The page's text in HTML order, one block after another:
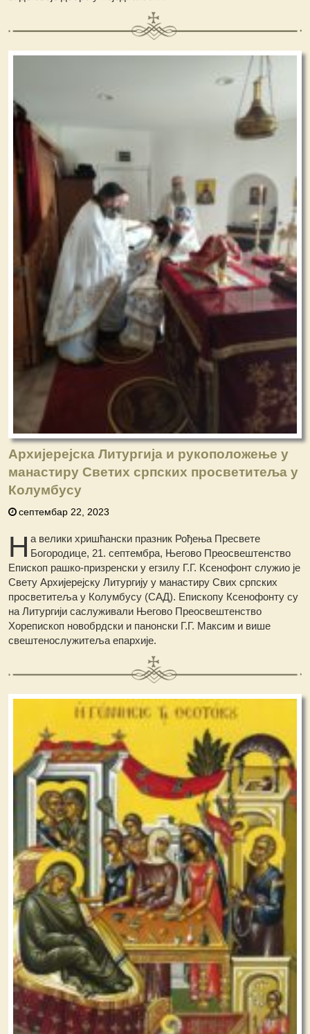
Архијерејска Литургија и рукоположење у
манастиру Светих српских просветитеља у
Колумбусу
септембар 22, 2023
Н а велики хришћански празник Рођења Пресвете
Богородице, 21. септембра, Његово Преосвештенство
Епископ рашко-призренски у егзилу Г.Г. Ксенофонт служио је
Свету Архијерејску Литургију у манастиру Свих српских
просветитеља у Колумбусу (САД). Епископу Ксенофонту су
на Литургији саслуживали Његово Преосвештенство
Хорепископ новобрдски и панонски Г.Г. Максим и више
свештенослужитеља епархије.